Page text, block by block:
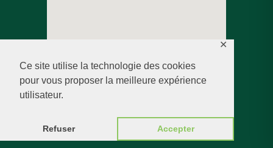
Ce site utilise la technologie des cookies
pour vous proposer la meilleure expérience
utilisateur.
Refuser Accepter
✕
© RUGBY CLUB SURESNES – 2026 — TOUS DROITS